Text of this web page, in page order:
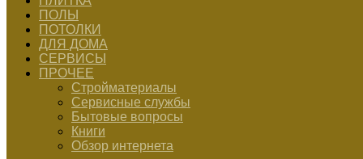
ПОЛЫ
ПОТОЛКИ
ДЛЯ ДОМА
СЕРВИСЫ
ПРОЧЕЕ
Стройматериалы
Сервисные службы
Бытовые вопросы
Книги
Обзор интернета